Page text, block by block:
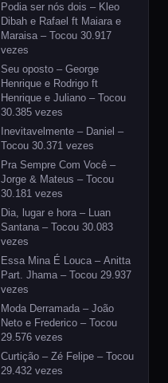
Podia ser nós dois – Kleo
Dibah e Rafael ft Maiara e
Maraisa – Tocou 30.917
vezes
Seu oposto – George
Henrique e Rodrigo ft
Henrique e Juliano – Tocou
30.385 vezes
Inevitavelmente – Daniel –
Tocou 30.371 vezes
Pra Sempre Com Você –
Jorge & Mateus – Tocou
30.181 vezes
Dia, lugar e hora – Luan
Santana – Tocou 30.083
vezes
Essa Mina É Louca – Anitta
Part. Jhama – Tocou 29.937
vezes
Moda Derramada – João
Neto e Frederico – Tocou
29.576 vezes
Curtição – Zé Felipe – Tocou
29.432 vezes